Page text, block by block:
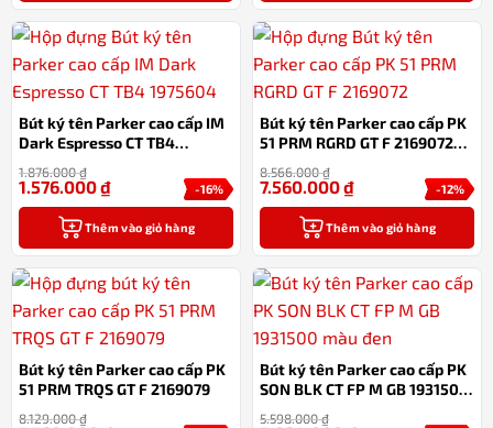
Bút ký tên Parker cao cấp IM
Dark Espresso CT TB4
1.876.000₫
-16%
1.576.000₫
Thêm vào giỏ hàng
Bút ký tên Parker cao cấp PK
51 PRM RGRD GT F 2169072
8.566.000₫
-12%
7.560.000₫
Thêm vào giỏ hàng
Bút ký tên Parker cao cấp PK
51 PRM TRQS GT F 2169079
8.129.000₫
Bút ký tên Parker cao cấp PK
SON BLK CT FP M GB 1931500
5.598.000₫